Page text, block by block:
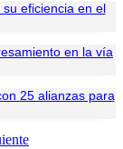
eficiencia en el
en la vía
25 alianzas para